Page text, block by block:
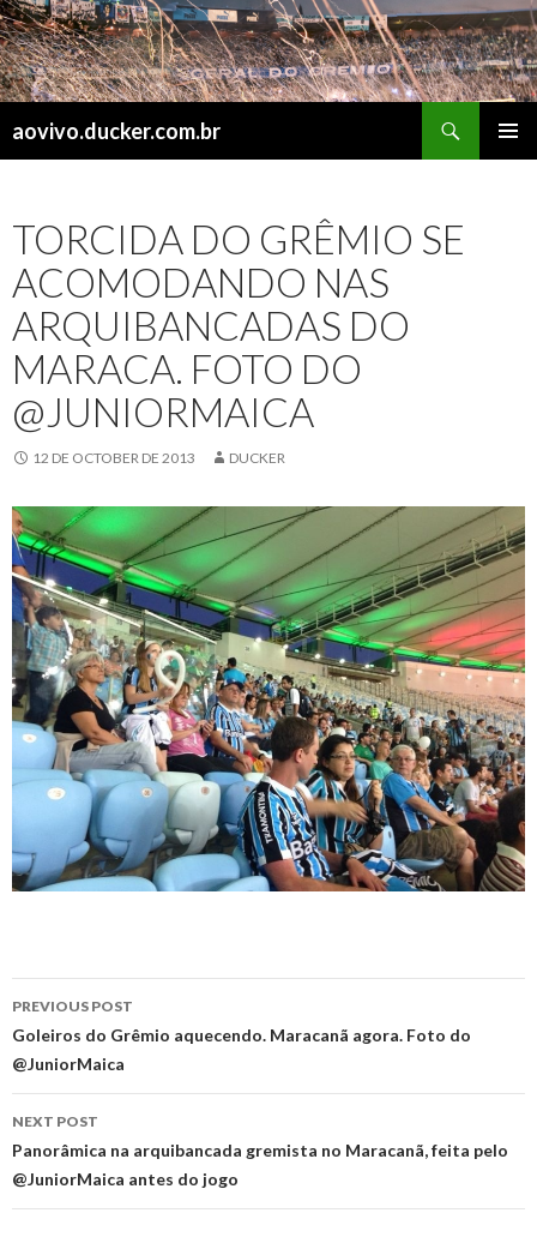
aovivo.ducker.com.br
TORCIDA DO GRÊMIO SE
ACOMODANDO NAS
ARQUIBANCADAS DO
MARACA. FOTO DO
@JUNIORMAICA
12 DE OCTOBER DE 2013 DUCKER
Post
navigation
PREVIOUS POST
Goleiros do Grêmio aquecendo. Maracanã agora. Foto do
@JuniorMaica
NEXT POST
Panorâmica na arquibancada gremista no Maracanã, feita pelo
@JuniorMaica antes do jogo